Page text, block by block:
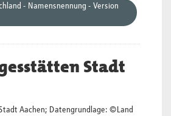
- Namensnennung - Version
Stadt
Aachen; Datengrundlage: ©Land